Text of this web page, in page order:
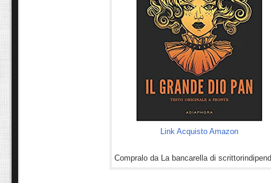
Link Acquisto Amazon
Compralo da La bancarella di